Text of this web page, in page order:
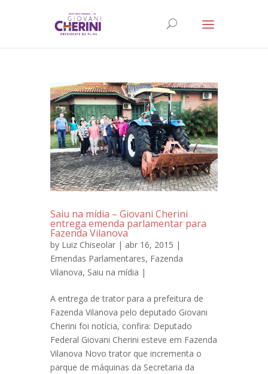
Saiu na mídia – Giovani Cherini
entrega emenda parlamentar para
Fazenda Vilanova
by Luiz Chiseolar | abr 16, 2015 |
Emendas Parlamentares, Fazenda
Vilanova, Saiu na mídia |
A entrega de trator para a prefeitura de
Fazenda Vilanova pelo deputado Giovani
Cherini foi notícia, confira: Deputado
Federal Giovani Cherini esteve em Fazenda
Vilanova Novo trator que incrementa o
parque de máquinas da Secretaria da